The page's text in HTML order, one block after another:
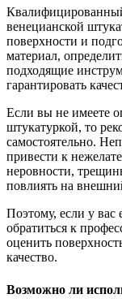
венецианской
поверхности и
материал,
подходящие
гарантировать
Если вы не имеете
штукатуркой, то
самостоятельно.
привести к
неровности,
повлиять на
Поэтому, если у вас
обратиться к
оценить
качество.
Возможно ли